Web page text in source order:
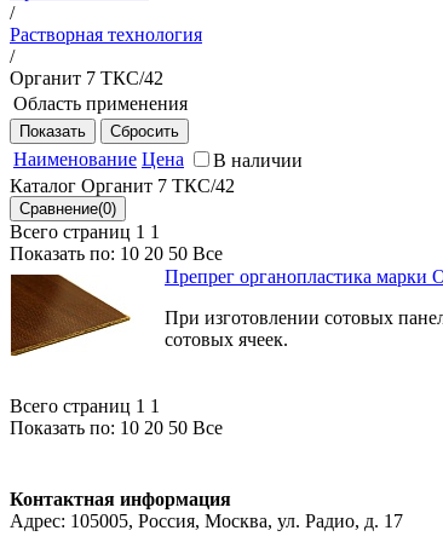
/
Растворная технология
/
Органит 7 ТКС/42
Область применения
Обшивки панелей пола пассажирских и
детали планера самолета.
Наименование Цена
В наличии
Каталог Органит 7 ТКС/42
Всего страниц 1 1
Показать по: 10 20 50 Все
Препрег органопластика марки
При изготовлении сотовых
сотовых ячеек.
Всего страниц 1 1
Показать по: 10 20 50 Все
Контактная информация
Адрес: 105005, Россия, Москва, ул. Радио, д. 17